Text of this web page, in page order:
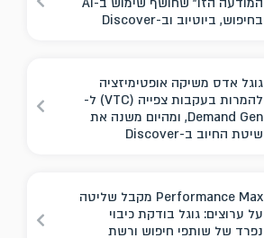
בחיפוש, ביוטיוב וב-Discover
גוגל אדס משיקה אופטימיזציה
להמרות בעקבות צפייה (VTC) ל-
Demand Gen, ומהיום משנה את
שיטת החיוב ב-Discover
Performance Max מקבל שליטה
על ערוצים: גוגל בודקת כיבוי
נפרד של שותפי חיפוש ורשת